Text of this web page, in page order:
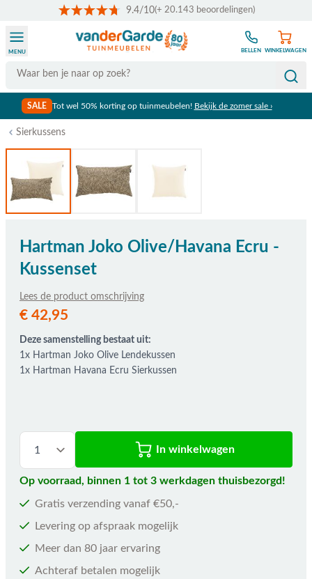
9.4/10(+ 20.143 beoordelingen)
Search
MENU BELLEN WINKELWAGEN
SALE Tot wel 50% korting op tuinmeubelen! Bekijk de zomer sale ›
Sierkussens
Hartman Joko Olive/Havana Ecru -
Kussenset
Lees de product omschrijving
De prijs is afhankelijk van de gekozen opties
€ 42,95
Deze samenstelling bestaat uit:
1x Hartman Joko Olive Lendekussen
1x Hartman Havana Ecru Sierkussen
In winkelwagen
Op voorraad, binnen 1 tot 3 werkdagen thuisbezorgd!
Gratis verzending vanaf €50,-
Levering op afspraak mogelijk
Meer dan 80 jaar ervaring
Achteraf betalen mogelijk